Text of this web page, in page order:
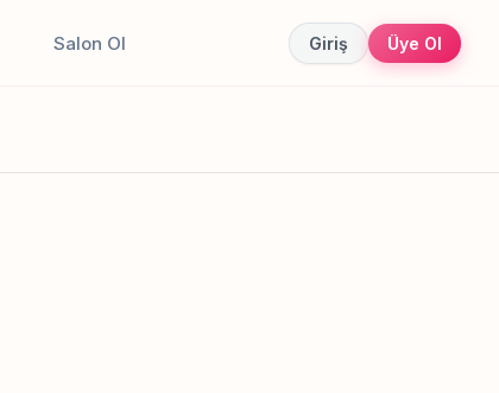
Salon Ol Giriş Üye Ol
Canlı sonuçlar Online randevu